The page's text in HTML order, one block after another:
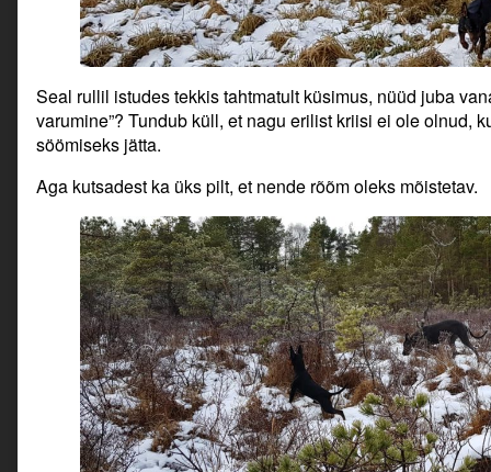
Seal rullil istudes tekkis tahtmatult küsimus, nüüd juba
varumine”? Tundub küll, et nagu erilist kriisi ei ole olnud,
söömiseks jätta.
Aga kutsadest ka üks pilt, et nende rõõm oleks mõistetav.